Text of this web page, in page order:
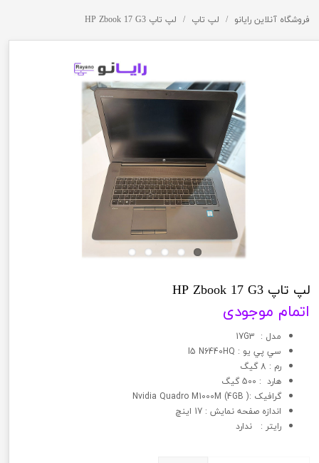
فروشگاه آنلاین رایانو لپ تاپ لپ تاپ HP Zbook 17 G3
لپ تاپ HP Zbook 17 G3
اتمام موجودی
مدل : 17G3
سي پي يو : I5 N6440HQ
رم : 8 گیگ
هارد : 500 گیگ
گرافيک :( Nvidia Quadro M1000M (4GB
اندازه صفحه نمایش : 17 اینچ
رایتر : ندارد